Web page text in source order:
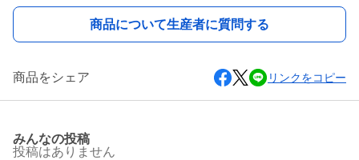
商品について生産者に質問する
商品をシェア リンクをコピー
みんなの投稿
投稿はありません